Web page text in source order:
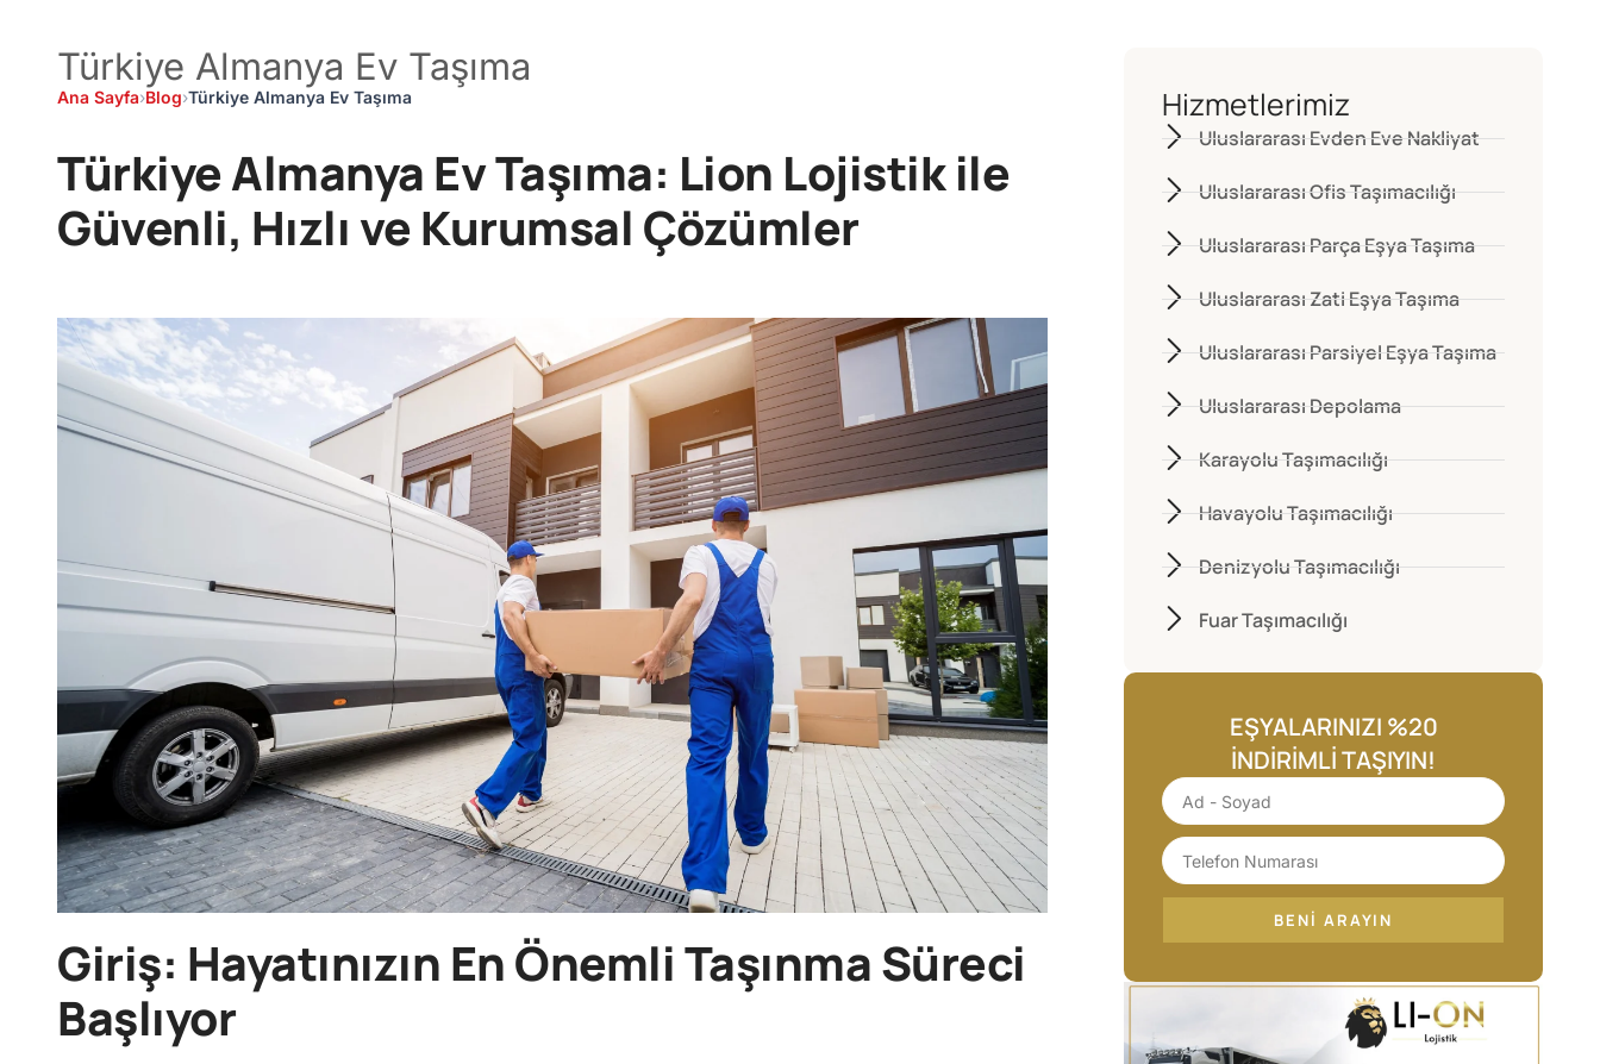
Türkiye Almanya Ev Taşıma
Ana Sayfa›Blog›Türkiye Almanya Ev Taşıma
Türkiye Almanya Ev Taşıma: Lion Lojistik ile
Güvenli, Hızlı ve Kurumsal Çözümler
Giriş: Hayatınızın En Önemli Taşınma Süreci
Başlıyor
Hizmetlerimiz
Uluslararası Evden Eve Nakliyat
Uluslararası Ofis Taşımacılığı
Uluslararası Parça Eşya Taşıma
Uluslararası Zati Eşya Taşıma
Uluslararası Parsiyel Eşya Taşıma
Uluslararası Depolama
Karayolu Taşımacılığı
Havayolu Taşımacılığı
Denizyolu Taşımacılığı
Fuar Taşımacılığı
EŞYALARINIZI %20
İNDIRIMLI TAŞIYIN!
BENI ARAYIN